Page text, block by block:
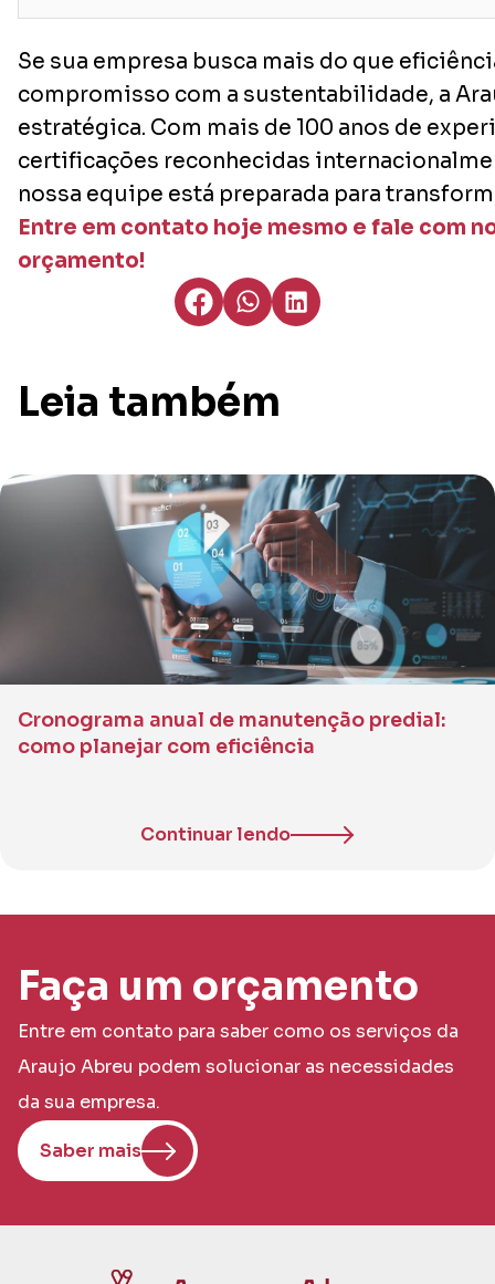
Se sua empresa busca mais do que
compromisso com a sustentabilidade, a
estratégica. Com mais de 100 anos de
certificações reconhecidas
nossa equipe está preparada para
Entre em contato hoje mesmo e fale com
orçamento!
Leia também
Cronograma anual de manutenção predial:
como planejar com eficiência
Continuar lendo
Faça um orçamento
Entre em contato para saber como os serviços da
Araujo Abreu podem solucionar as necessidades
da sua empresa.
Saber mais